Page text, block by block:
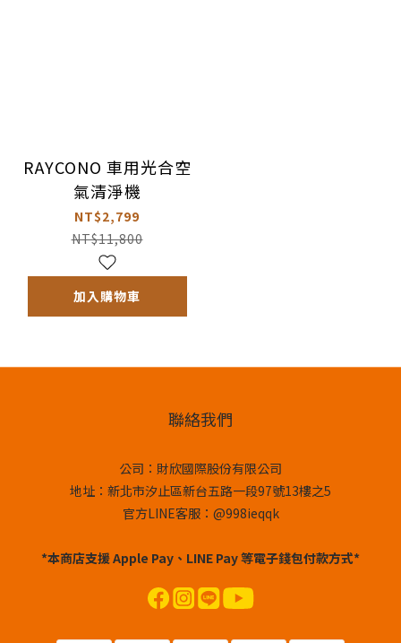
RAYCONO 車用光合空
氣清淨機
NT$2,799
NT$11,800
加入購物車
聯絡我們
公司：財欣國際股份有限公司
地址：新北市汐止區新台五路一段97號13樓之5
官方LINE客服：@998ieqqk
*本商店支援 Apple Pay、LINE Pay 等電子錢包付款方式*